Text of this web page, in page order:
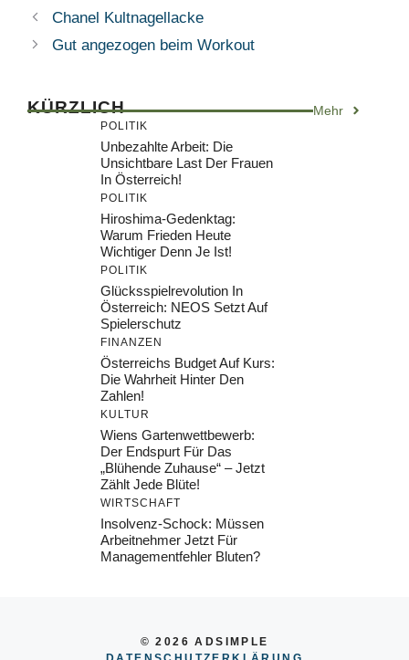
Chanel Kultnagellacke
Gut angezogen beim Workout
KÜRZLICH Mehr
POLITIK
Unbezahlte Arbeit: Die
Unsichtbare Last Der Frauen
In Österreich!
POLITIK
Hiroshima-Gedenktag:
Warum Frieden Heute
Wichtiger Denn Je Ist!
POLITIK
Glücksspielrevolution In
Österreich: NEOS Setzt Auf
Spielerschutz
FINANZEN
Österreichs Budget Auf Kurs:
Die Wahrheit Hinter Den
Zahlen!
KULTUR
Wiens Gartenwettbewerb:
Der Endspurt Für Das
„Blühende Zuhause“ – Jetzt
Zählt Jede Blüte!
WIRTSCHAFT
Insolvenz-Schock: Müssen
Arbeitnehmer Jetzt Für
Managementfehler Bluten?
© 2026 ADSIMPLE